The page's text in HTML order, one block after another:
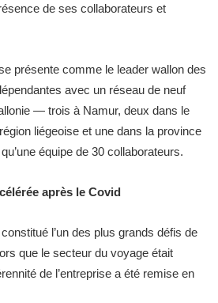
de ses collaborateurs et
présente comme le leader wallon des
avec un réseau de neuf
— trois à Namur, deux dans le
liégeoise et une dans la province
équipe de 30 collaborateurs.
après le Covid
l’un des plus grands défis de
que le secteur du voyage était
de l’entreprise a été remise en